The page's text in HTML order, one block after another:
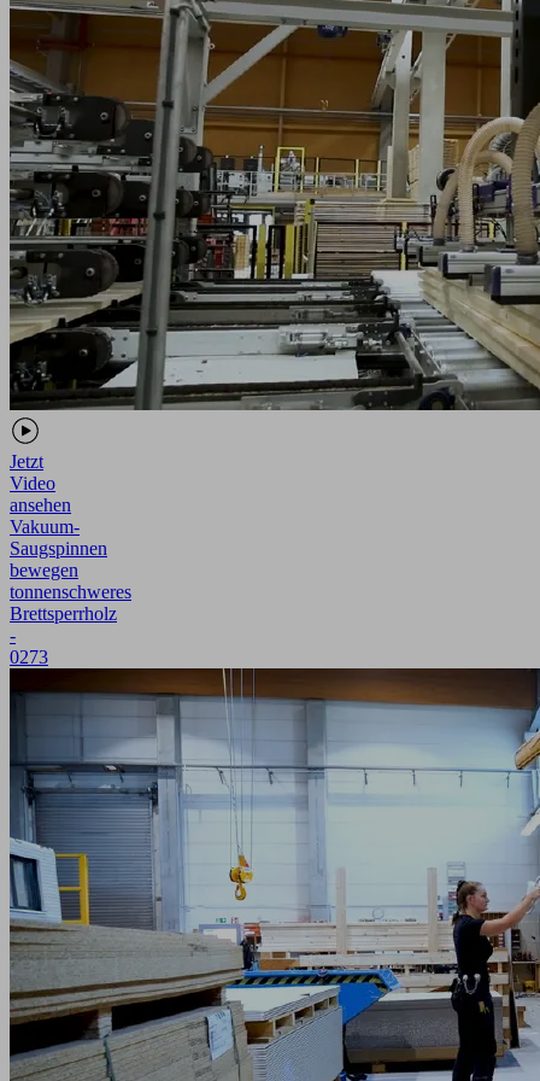
Jetzt
Video
ansehen
Vakuum-
Saugspinnen
bewegen
tonnenschweres
Brettsperrholz
-
0273